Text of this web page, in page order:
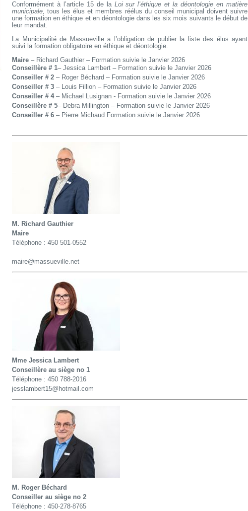
Conformément à l’article 15 de la Loi sur l’éthique et la déontologie en matière
municipale,tous les élus et membres réélus du conseil municipal doivent suivre
une formation en éthique et en déontologie dans les six mois suivants le début de
leur mandat.
La Municipalité de Massueville a l’obligation de publier la liste des élus ayant
suivi la formation obligatoire en éthique et déontologie.
Maire – Richard Gauthier – Formation suivie le Janvier 2026
Conseillère # 1– Jessica Lambert – Formation suivie le Janvier 2026
Conseiller # 2 – Roger Béchard – Formation suivie le Janvier 2026
Conseiller # 3 – Louis Fillion – Formation suivie le Janvier 2026
Conseiller # 4– Michael Lusignan - Formation suivie le Janvier 2026
Conseillère # 5– Debra Millington – Formation suivie le Janvier 2026
Conseiller # 6 – Pierre Michaud Formation suivie le Janvier 2026
M. Richard Gauthier
Maire
Téléphone : 450 501-0552
maire@massueville.net
Mme Jessica Lambert
Conseillère au siège no 1
Téléphone : 450 788-2016
jesslambert15@hotmail.com
M. Roger Béchard
Conseiller au siège no 2
Téléphone : 450-278-8765